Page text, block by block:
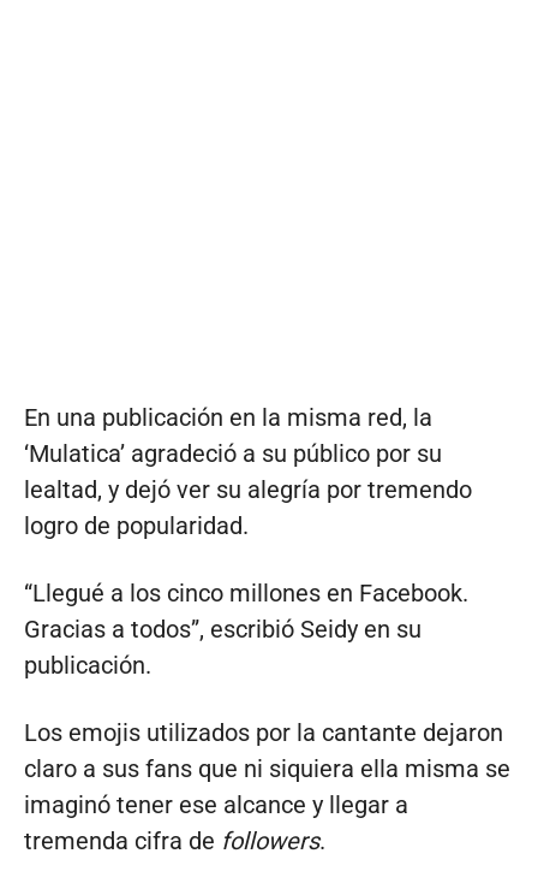
En una publicación en la misma red, la
‘Mulatica’ agradeció a su público por su
lealtad, y dejó ver su alegría por tremendo
logro de popularidad.
“Llegué a los cinco millones en Facebook.
Gracias a todos”, escribió Seidy en su
publicación.
Los emojis utilizados por la cantante dejaron
claro a sus fans que ni siquiera ella misma se
imaginó tener ese alcance y llegar a
tremenda cifra de followers.